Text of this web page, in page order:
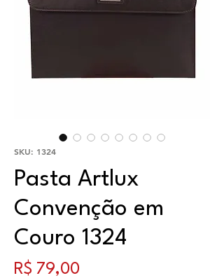
SKU: 1324
Pasta Artlux
Convenção em
Couro 1324
R$ 79,00